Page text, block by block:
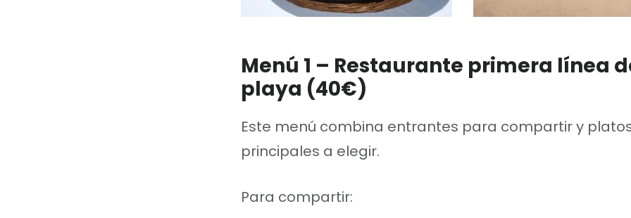
Menú 1 – Restaurante primera línea
playa (40€)
Este menú combina entrantes para compartir y
principales a elegir.
Para compartir: